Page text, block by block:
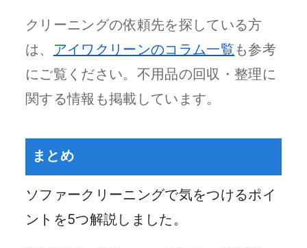
クリーニングの依頼先を探している方
は、 アイワクリーンのコラム一覧も参考
にご覧ください。不用品の回収・整理に
関する情報も掲載しています。
まとめ
ソファークリーニングで気をつけるポイ
ントを5つ解説しました。